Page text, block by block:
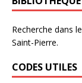
Recherche dans
Saint-Pierre.
CODES UTILES